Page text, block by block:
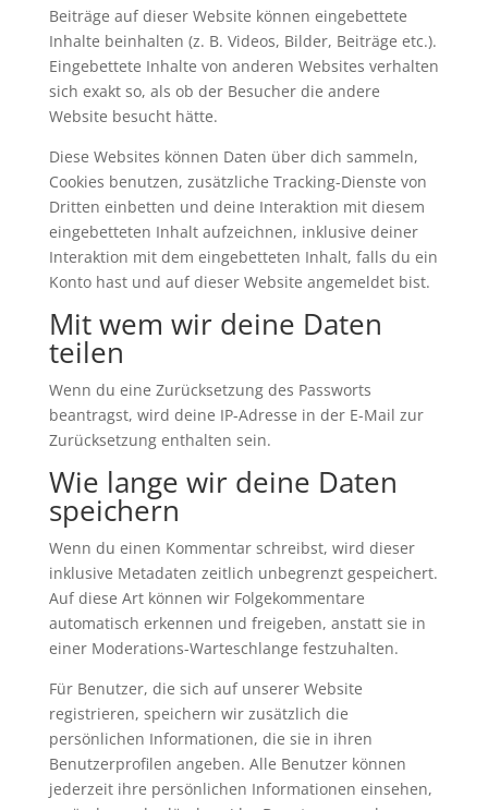
Beiträge auf dieser Website können eingebettete
Inhalte beinhalten (z. B. Videos, Bilder, Beiträge etc.).
Eingebettete Inhalte von anderen Websites verhalten
sich exakt so, als ob der Besucher die andere
Website besucht hätte.
Diese Websites können Daten über dich sammeln,
Cookies benutzen, zusätzliche Tracking-Dienste von
Dritten einbetten und deine Interaktion mit diesem
eingebetteten Inhalt aufzeichnen, inklusive deiner
Interaktion mit dem eingebetteten Inhalt, falls du ein
Konto hast und auf dieser Website angemeldet bist.
Mit wem wir deine Daten
teilen
Wenn du eine Zurücksetzung des Passworts
beantragst, wird deine IP-Adresse in der E-Mail zur
Zurücksetzung enthalten sein.
Wie lange wir deine Daten
speichern
Wenn du einen Kommentar schreibst, wird dieser
inklusive Metadaten zeitlich unbegrenzt gespeichert.
Auf diese Art können wir Folgekommentare
automatisch erkennen und freigeben, anstatt sie in
einer Moderations-Warteschlange festzuhalten.
Für Benutzer, die sich auf unserer Website
registrieren, speichern wir zusätzlich die
persönlichen Informationen, die sie in ihren
Benutzerprofilen angeben. Alle Benutzer können
jederzeit ihre persönlichen Informationen einsehen,